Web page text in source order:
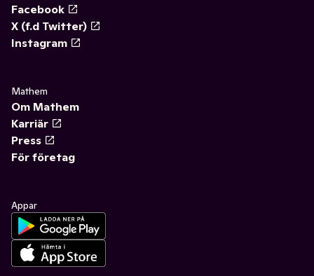
Facebook
X (f.d Twitter)
Instagram
Mathem
Om Mathem
Karriär
Press
För företag
Appar